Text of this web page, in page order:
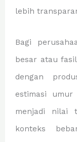
lebih
Bagi
besar atau
dengan
estimasi
menjadi nilai
konteks